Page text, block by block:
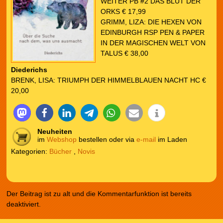
ORKS € 17,99
GRIMM, LIZA: DIE HEXEN VON
EDINBURGH RSP PEN & PAPER
IN DER MAGISCHEN WELT VON
TALUS € 38,00
Diederichs
BRENK, LISA: TRIUMPH DER HIMMELBLAUEN NACHT HC €
20,00
Neuheiten
im Webshop bestellen oder via e-mail im Laden
Kategorien: Bücher, Novis
Der Beitrag ist zu alt und die Kommentarfunktion ist bereits
deaktiviert.